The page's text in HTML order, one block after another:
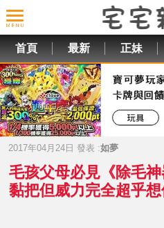
首頁 最新 正妹
2017年04月24日 發表 :如夢
毛孩父母必見《除毛
黏把但威力完全超乎想